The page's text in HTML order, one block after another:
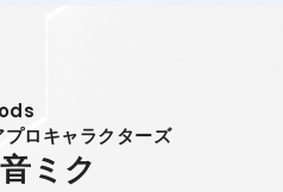
プロキャラクターズ
ミク